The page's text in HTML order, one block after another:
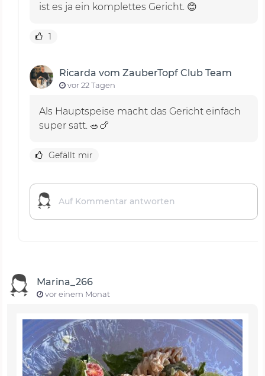
ist es ja ein komplettes Gericht. 😊
1
Ricarda vom ZauberTopf Club Team
vor 22 Tagen
Als Hauptspeise macht das Gericht einfach
super satt. 🥗🍗
Gefällt mir
Marina_266
vor einem Monat